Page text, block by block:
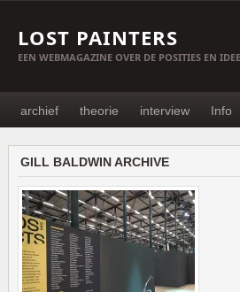
LOST PAINTERS
EEN WEBMAGAZINE OVER DE POSITIES EN
archief theorie interview Info
GILL BALDWIN ARCHIVE